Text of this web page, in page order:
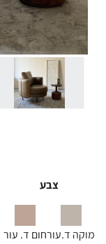
צבע
מוקה ד.עורחום ד. עור